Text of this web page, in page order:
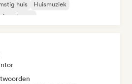
huis
Huismuziek
house